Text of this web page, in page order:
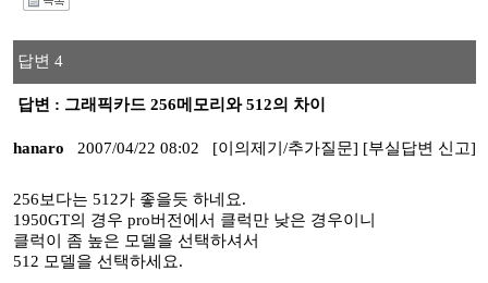
답변 4
답변 : 그래픽카드 256메모리와 512의 차이
hanaro 2007/04/22 08:02 [이의제기/추가질문] [부실답변 신고]
256보다는 512가 좋을듯 하네요.
1950GT의 경우 pro버전에서 클럭만 낮은 경우이니
클럭이 좀 높은 모델을 선택하셔서
512 모델을 선택하세요.